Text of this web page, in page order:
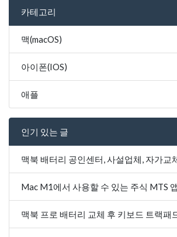
카테고리
맥(macOS)
아이폰(IOS)
애플
인기 있는 글
맥북 배터리 공인센터, 사설업체, 자가교
Mac M1에서 사용할 수 있는 주식 MTS
맥북 프로 배터리 교체 후 키보드 트랙패